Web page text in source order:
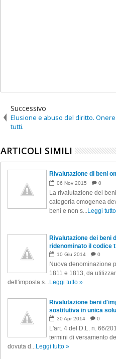
Successivo
Elusione e abuso del diritto.
tutti.
ARTICOLI SIMILI
Rivalutazione di beni
06 Nov 2015 0
La rivalutazione dei
categoria omogenea
beni e non s...Leggi
Rivalutazione dei beni
ridenominato il codice
10 Giu 2014 0
Nuova denominazione
1811 e 1813, da
dell'imposta s...Leggi tutto »
Rivalutazione beni
sostitutiva in unica
30 Apr 2014 0
L'art. 4 del D.L. n. 66/
termini di versamento
dovuta d...Leggi tutto »